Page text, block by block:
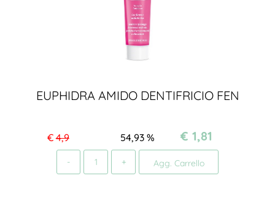
EUPHIDRA AMIDO DENTIFRICIO FEN
€4,9 %
54,93 € 1,81
Agg. Carrello